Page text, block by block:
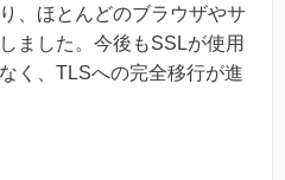
、ほとんどのブラウザやサ
ました。今後もSSLが使用
く、TLSへの完全移行が進